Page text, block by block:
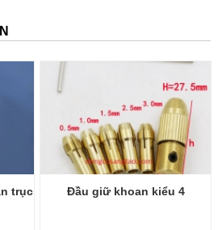
trục
Đầu giữ khoan kiểu 4